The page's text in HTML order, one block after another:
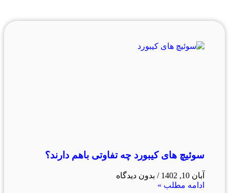
سوئیچ های کیبورد چه تفاوتی باهم دارند؟
آبان 10, 1402
بدون دیدگاه
ادامه مطلب »